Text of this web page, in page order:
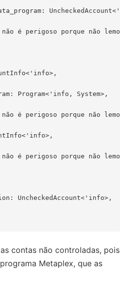
é perigoso porque não lemos
Program<'info, System>,
é perigoso porque não lemos
é perigoso porque não lemos
UncheckedAccount<'info>,
contas não controladas, pois
Metaplex, que as